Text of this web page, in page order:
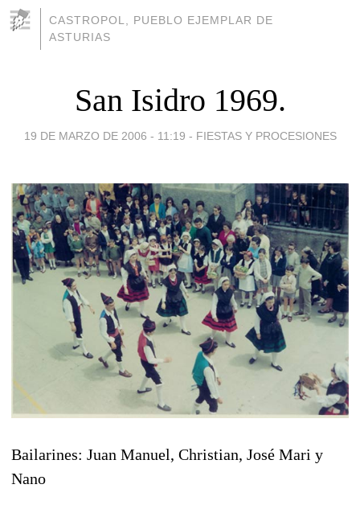
CASTROPOL, PUEBLO EJEMPLAR DE
ASTURIAS
San Isidro 1969.
19 DE MARZO DE 2006 - 11:19 - FIESTAS Y PROCESIONES
Bailarines: Juan Manuel, Christian, José Mari y
Nano